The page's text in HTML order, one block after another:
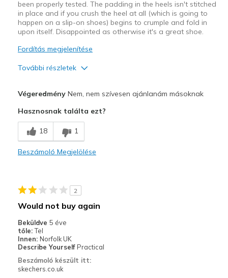
been properly tested. The padding in the heels isn't stitched
in place and if you crush the heel at all (which is going to
happen on a slip-on shoes) begins to crumple and fold in
upon itself. Disappointed as otherwise it's a great shoe.
Fordítás megjelenítése
További részletek
Comfortable
Kontra
Poor Quality
Casual Wear
Sizing
View On Shoes
Shoes are for Wearing
VégeredményNem, nem szívesen ajánlanám másoknak
Hasznosnak találta ezt?
18 1
Beszámoló Megjelölése
2
Would not buy again
Beküldve 5 éve
tőle: Tel
Innen: Norfolk UK
Describe Yourself Practical
Beszámoló készült itt:
skechers.co.uk